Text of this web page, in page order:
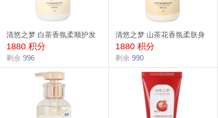
清悠之梦 白茶香氛柔顺护发
乳 300g
1880 积分
剩余 996
清悠之梦 山茶花香氛柔肤身
体乳 300g
1880 积分
剩余 990